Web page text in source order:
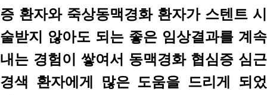
증 환자와 죽상동맥경화 환자가 스텐트 시
술받지 않아도 되는 좋은 임상결과를 계속
내는 경험이 쌓여서 동맥경화 협심증 심근
경색 환자에게 많은 도움을 드리게 되었